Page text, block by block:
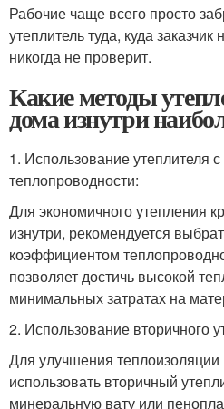
Рабочие чаще всего просто
утеплитель туда, куда
никогда не проверит.
Какие методы
дома изнутри
1. Использование утеплителя
теплопроводности:
Для экономичного утепления
изнутри, рекомендуется
коэффициентом
позволяет достичь высокой
минимальных затратах на
2. Использование вторичного
Для улучшения
использовать вторичный
минеральную вату или